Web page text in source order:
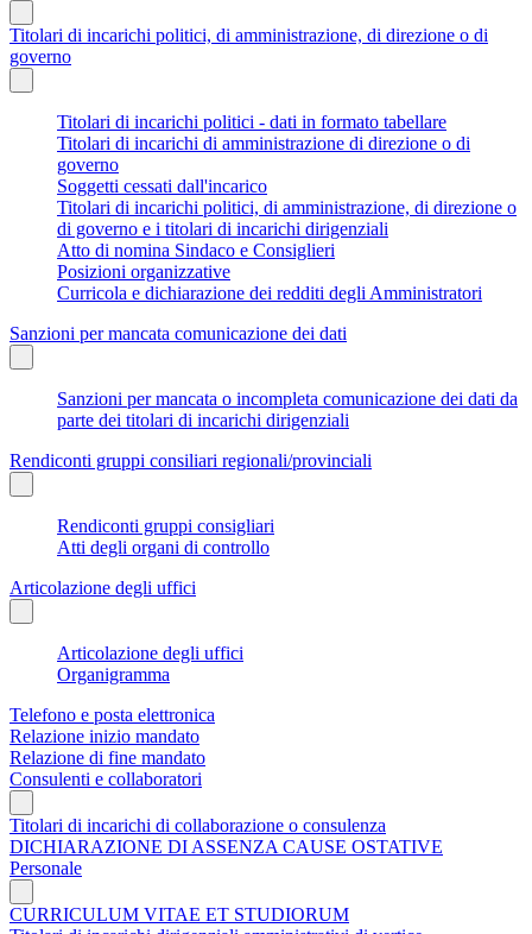
Titolari di incarichi politici, di amministrazione, di direzione o di
governo
Titolari di incarichi politici - dati in formato tabellare
Titolari di incarichi di amministrazione di direzione o di
governo
Soggetti cessati dall'incarico
Titolari di incarichi politici, di amministrazione, di direzione o
di governo e i titolari di incarichi dirigenziali
Atto di nomina Sindaco e Consiglieri
Posizioni organizzative
Curricola e dichiarazione dei redditi degli Amministratori
Sanzioni per mancata comunicazione dei dati
Sanzioni per mancata o incompleta comunicazione dei dati da
parte dei titolari di incarichi dirigenziali
Rendiconti gruppi consiliari regionali/provinciali
Rendiconti gruppi consigliari
Atti degli organi di controllo
Articolazione degli uffici
Articolazione degli uffici
Organigramma
Telefono e posta elettronica
Relazione inizio mandato
Relazione di fine mandato
Consulenti e collaboratori
Titolari di incarichi di collaborazione o consulenza
DICHIARAZIONE DI ASSENZA CAUSE OSTATIVE
Personale
CURRICULUM VITAE ET STUDIORUM